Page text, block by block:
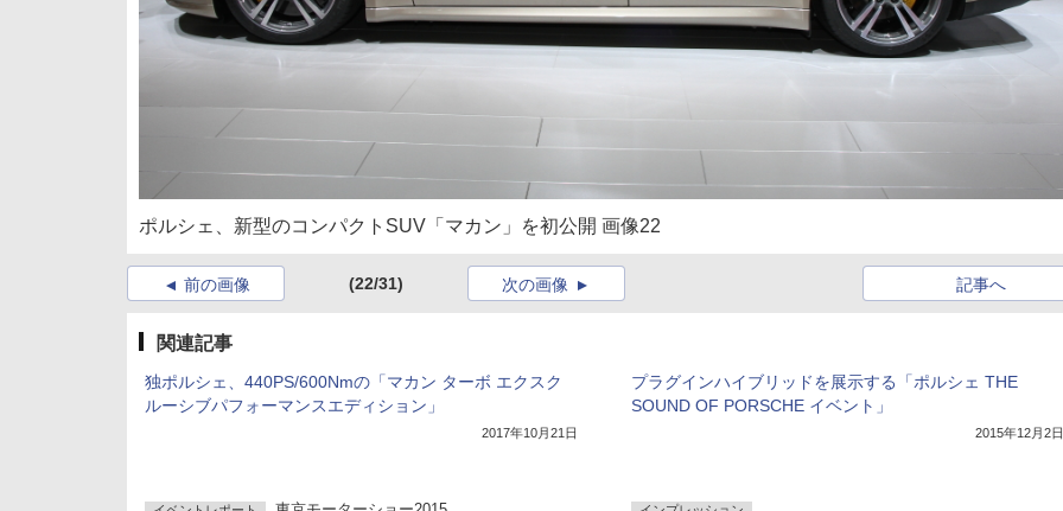
ポルシェ、新型のコンパクトSUV「マカン」を初公開 画像22
前の画像 (22/31) 記事へ
次の画像
関連記事
独ポルシェ、440PS/600Nmの「マカン ターボ エクスク
ルーシブパフォーマンスエディション」
2017年10月21日
プラグインハイブリッドを展示する「ポルシェ THE
SOUND OF PORSCHE イベント」
2015年12月2日